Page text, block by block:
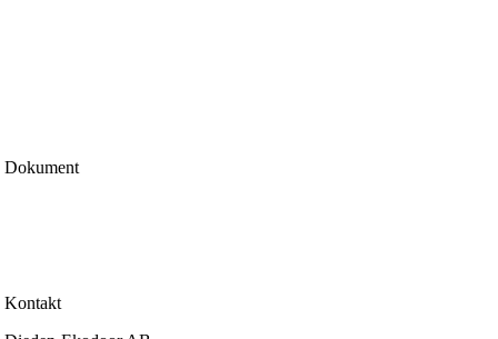
Dokument
Kontakt